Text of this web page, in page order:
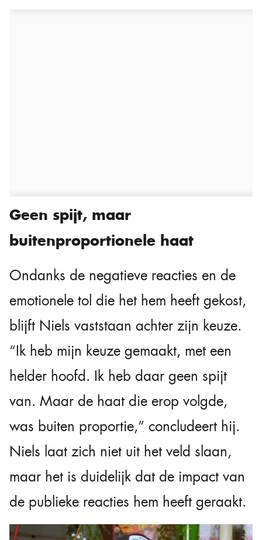
Geen spijt, maar
buitenproportionele haat
Ondanks de negatieve reacties en de
emotionele tol die het hem heeft gekost,
blijft Niels vaststaan achter zijn keuze.
“Ik heb mijn keuze gemaakt, met een
helder hoofd. Ik heb daar geen spijt
van. Maar de haat die erop volgde,
was buiten proportie,” concludeert hij.
Niels laat zich niet uit het veld slaan,
maar het is duidelijk dat de impact van
de publieke reacties hem heeft geraakt.